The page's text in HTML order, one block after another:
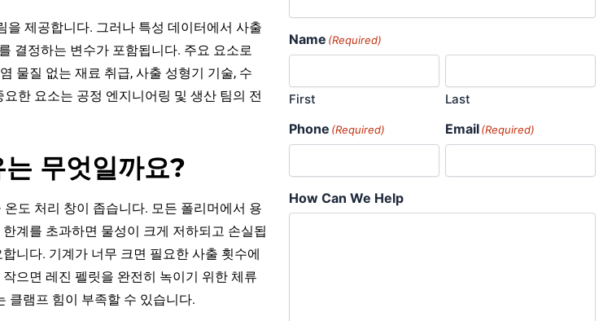
제공합니다. 그러나 특성 데이터에서 사출
결정하는 변수가 포함됩니다. 주요 요소로
물질 없는 재료 취급, 사출 성형기 기술, 수
한 요소는 공정 엔지니어링 및 생산 팀의 전
무엇일까요?
온도 처리 창이 좁습니다. 모든 폴리머에서 용
계를 초과하면 물성이 크게 저하되고 손실됩
니다. 기계가 너무 크면 필요한 사출 횟수에
으면 레진 펠릿을 완전히 녹이기 위한 체류
클램프 힘이 부족할 수 있습니다.
Name (Required)
First Last
Phone (Required) Email(Required)
How Can We Help